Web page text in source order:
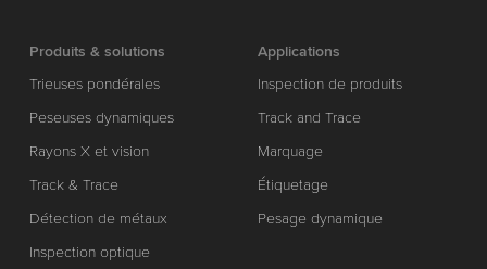
Produits & solutions
Trieuses pondérales
Peseuses dynamiques
Rayons X et vision
Track & Trace
Détection de métaux
Inspection optique
Applications
Inspection de produits
Track and Trace
Marquage
Étiquetage
Pesage dynamique